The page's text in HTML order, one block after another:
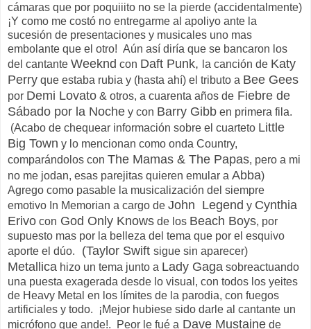
cámaras que por poquiiito no se la pierde (accidentalmente)
¡Y como me costó no entregarme al apoliyo ante la
sucesión de presentaciones y musicales uno mas
embolante que el otro! Aún así diría que se bancaron los
del cantante Weeknd con Daft Punk, la canción de Katy
Perry que estaba rubia y (hasta ahí) el tributo a Bee Gees
por Demi Lovato & otros, a cuarenta años de Fiebre de
Sábado por la Noche y con Barry Gibb en primera fila.
(Acabo de chequear información sobre el cuarteto Little
Big Town y lo mencionan como onda Country,
comparándolos con The Mamas & The Papas, pero a mi
no me jodan, esas parejitas quieren emular a Abba)
Agrego como pasable la musicalización del siempre
emotivo In Memorian a cargo de John Legend y Cynthia
Erivo con God Only Knows de los Beach Boys, por
supuesto mas por la belleza del tema que por el esquivo
aporte el dúo.
(Taylor Swift sigue sin aparecer)
Metallica hizo un tema junto a Lady Gaga sobreactuando
una puesta exagerada desde lo visual, con todos los yeites
de Heavy Metal en los límites de la parodia, con fuegos
artificiales y todo. ¡Mejor hubiese sido darle al cantante un
micrófono que ande!. Peor le fué a Dave Mustaine de